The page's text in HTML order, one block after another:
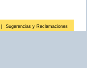
Sugerencias y Reclamaciones